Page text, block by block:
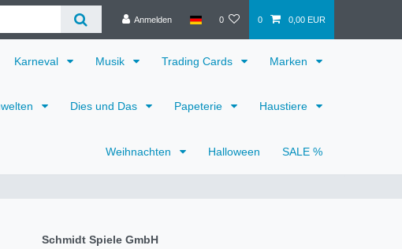
Anmelden 0 0 0,00 EUR
Karneval Musik Trading Cards Marken
Dies und Das Papeterie Haustiere
Weihnachten Halloween SALE %
Schmidt Spiele GmbH